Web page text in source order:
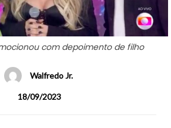
com depoimento de filho
Walfredo Jr.
18/09/2023